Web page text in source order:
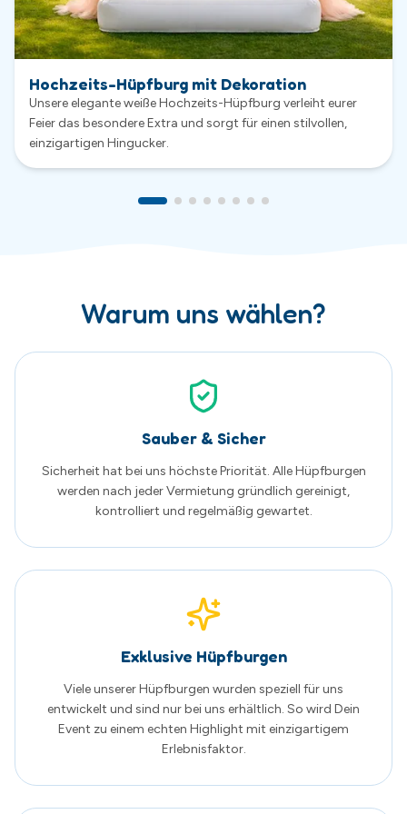
Warum uns wählen?
Sauber & Sicher
werden nach jeder Vermietung gründlich gereinigt,
Viele unserer Hüpfburgen wurden speziell für uns
Event zu einem echten Highlight mit einzigartigem
Erlebnisfaktor.
Familienunternehmen aus Schwerin
und Leidenschaft. Persönliche Beratung und zufriedene
Kunden stehen bei uns an erster Stelle.